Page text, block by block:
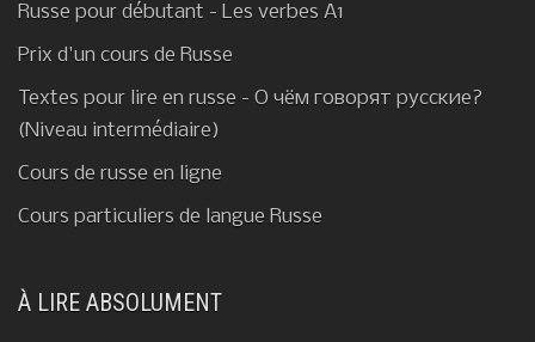
Russe pour débutant - Les verbes A1
Prix d'un cours de Russe
Textes pour lire en russe - О чём говорят русские?
(Niveau intermédiaire)
Cours de russe en ligne
Cours particuliers de langue Russe
À LIRE ABSOLUMENT